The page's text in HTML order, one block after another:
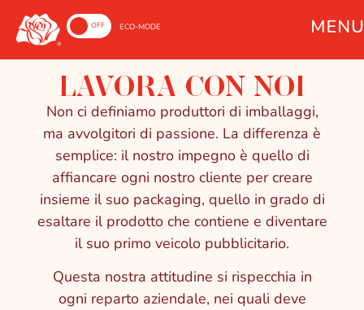
ON OFF ECO-MODE
LAVORA CON NOI
Non ci definiamo produttori di imballaggi,
ma avvolgitori di passione. La differenza è
semplice: il nostro impegno è quello di
affiancare ogni nostro cliente per creare
insieme il suo packaging, quello in grado di
esaltare il prodotto che contiene e diventare
il suo primo veicolo pubblicitario.
Questa nostra attitudine si rispecchia in
ogni reparto aziendale, nei quali deve